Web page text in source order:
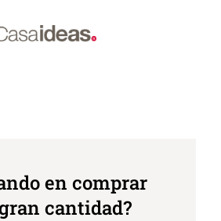
en comprar
cantidad?